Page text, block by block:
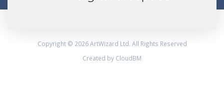
Copyright © 2026 ArtWizard Ltd. All Rights Reserved
Created by CloudBM